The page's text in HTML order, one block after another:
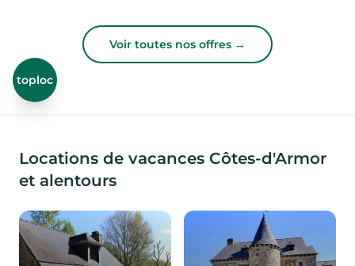
Voir toutes nos offres →
toploc
Locations de vacances Côtes-d'Armor
et alentours